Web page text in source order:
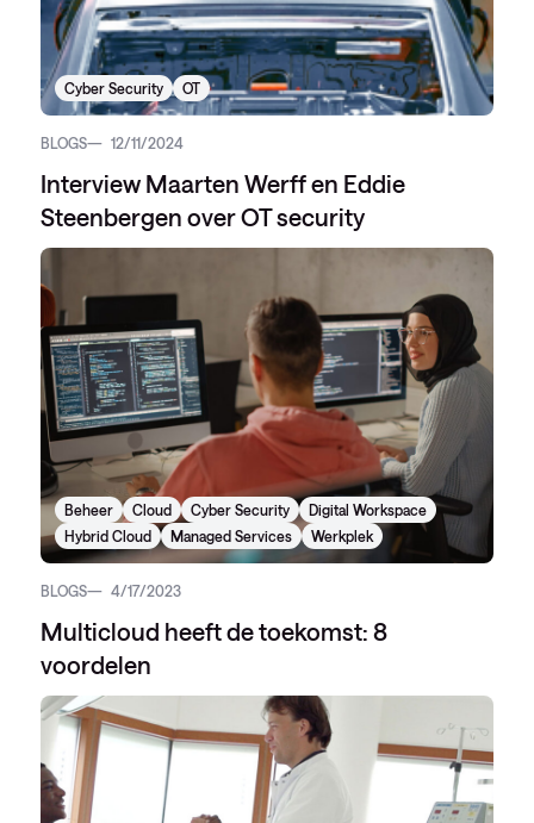
Cyber Security OT
BLOGS 12/11/2024
Interview Maarten Werff en Eddie
Steenbergen over OT security
Beheer Cloud Cyber Security
Digital Workspace
Hybrid Cloud
Managed Services Werkplek
BLOGS 4/17/2023
Multicloud heeft de toekomst: 8
voordelen